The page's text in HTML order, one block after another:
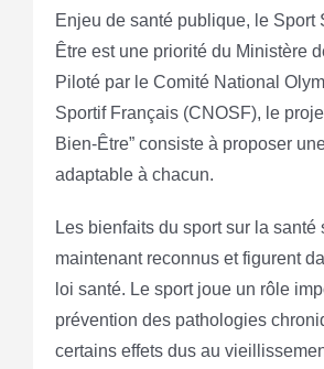
Enjeu de santé publique, le Sport
Être est une priorité du Ministère
Piloté par le Comité National
Sportif Français (CNOSF), le
Bien-Être” consiste à proposer
adaptable à chacun.
Les bienfaits du sport sur la santé
maintenant reconnus et figurent
loi santé. Le sport joue un rôle
prévention des pathologies
certains effets dus au